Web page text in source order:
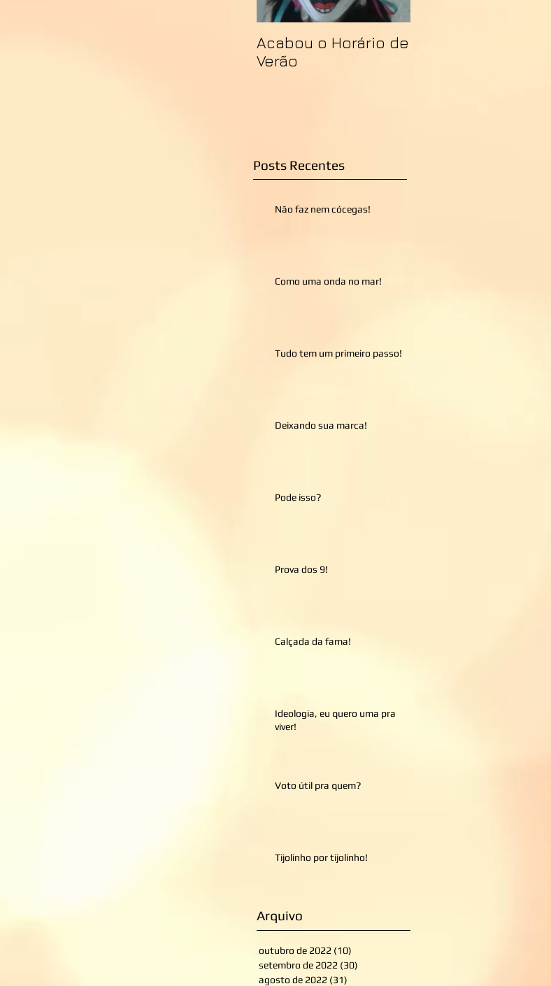
Acabou o Horário de
Verão
Posts Recentes
Não faz nem cócegas!
Como uma onda no mar!
Tudo tem um primeiro passo!
Deixando sua marca!
Pode isso?
Prova dos 9!
Calçada da fama!
Ideologia, eu quero uma pra
viver!
Voto útil pra quem?
Tijolinho por tijolinho!
Arquivo
outubro de 2022 (10)
setembro de 2022 (30)
agosto de 2022 (31)